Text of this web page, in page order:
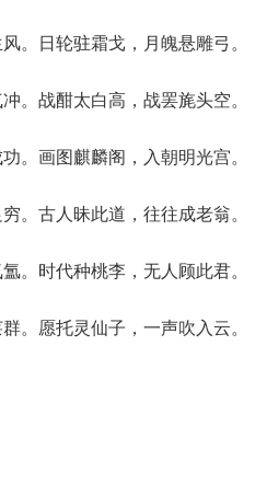
日轮驻霜戈，月魄悬雕弓。
战酣太白高，战罢旄头空。
画图麒麟阁，入朝明光宫。
古人昧此道，往往成老翁。
时代种桃李，无人顾此君。
愿托灵仙子，一声吹入云。